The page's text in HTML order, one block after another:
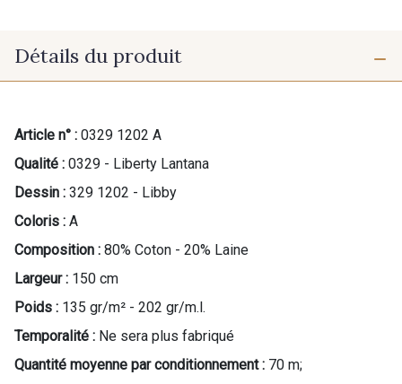
Détails du produit
Article n° : 0329 1202 A
Qualité : 0329 - Liberty Lantana
Dessin : 329 1202 - Libby
Coloris : A
Composition : 80% Coton - 20% Laine
Largeur : 150 cm
Poids : 135 gr/m² - 202 gr/m.l.
Temporalité : Ne sera plus fabriqué
Quantité moyenne par conditionnement : 70 m;
Cadeau : 10% offerts sur votre
commande !